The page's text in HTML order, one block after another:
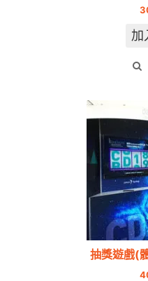
加
抽獎遊戲(